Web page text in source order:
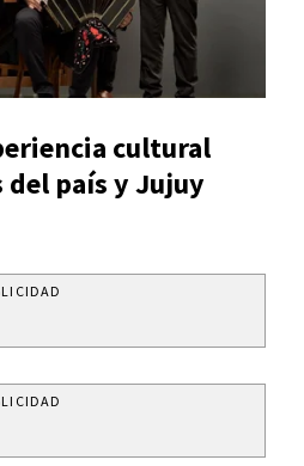
cultural
país y Jujuy